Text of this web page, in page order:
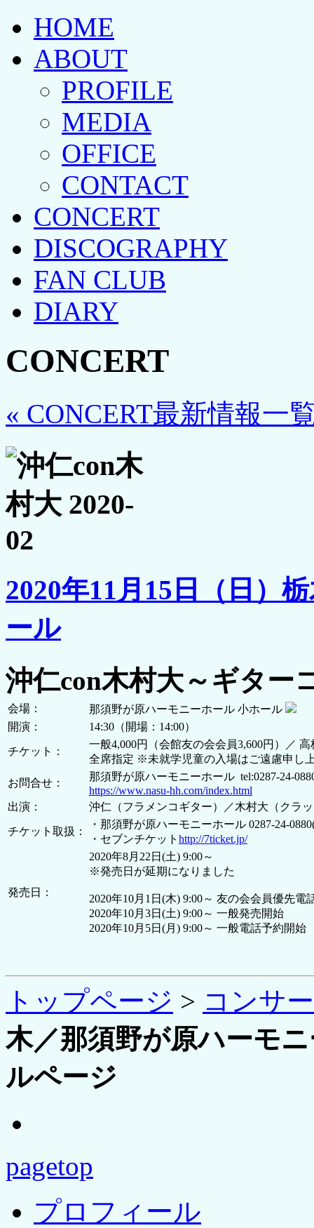
HOME
ABOUT
PROFILE
MEDIA
OFFICE
CONTACT
CONCERT
DISCOGRAPHY
FAN CLUB
DIARY
CONCERT
« CONCERT最新情報一
2020年11月15日（日）
ール
沖仁con木村大～ギター
会場：
那須野が原ハーモニーホール 小ホール
開演：
14:30（開場：14:00）
チケット：
一般4,000円（会館友の会会員3,600円）／ 高
全席指定 ※未就学児童の入場はご遠慮申し
お問合せ：
那須野が原ハーモニーホール tel:0287-24-
https://www.nasu-hh.com/index.html
出演：
沖仁（フラメンコギター）／木村大（クラ
チケット取扱：
・那須野が原ハーモニーホール 0287-24-
・セブンチケット http://7ticket.jp/
発売日：
2020年8月22日(土) 9:00～
※発売日が延期になりました
2020年10月1日(木) 9:00～ 友の会会員優先電
2020年10月3日(土) 9:00～ 一般発売開始
2020年10月5日(月) 9:00～ 一般電話予約開始
トップページ > コンサ
木／那須野が原ハーモ
ルページ
pagetop
プロフィール